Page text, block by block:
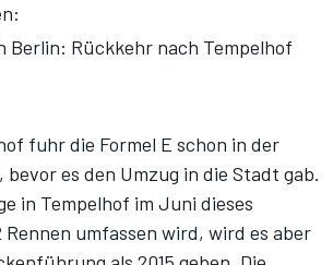
Berlin: Rückkehr nach Tempelhof
fuhr die Formel E schon in der
bevor es den Umzug in die Stadt gab.
in Tempelhof im Juni dieses
umfassen wird, wird es aber